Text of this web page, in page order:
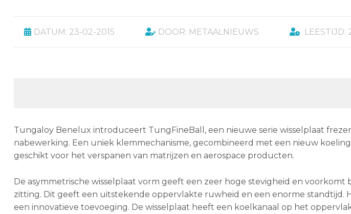
DATUM: 23-02-2015 DOOR: METAALNIEUWS LEESTIJD:
Tungaloy Benelux introduceert TungFineBall, een nieuwe serie wisselplaat
nabewerking. Een uniek klemmechanisme, gecombineerd met een nieuw
geschikt voor het verspanen van matrijzen en aerospace producten.
De asymmetrische wisselplaat vorm geeft een zeer hoge stevigheid en voorkomt
zitting. Dit geeft een uitstekende oppervlakte ruwheid en een enorme standtijd.
een innovatieve toevoeging. De wisselplaat heeft een koelkanaal op het